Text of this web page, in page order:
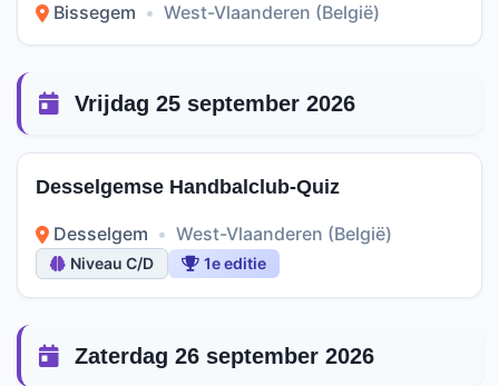
Bissegem • West-Vlaanderen (België)
Vrijdag 25 september 2026
Desselgemse Handbalclub-Quiz
Desselgem • West-Vlaanderen (België)
Niveau C/D 1e editie
Zaterdag 26 september 2026